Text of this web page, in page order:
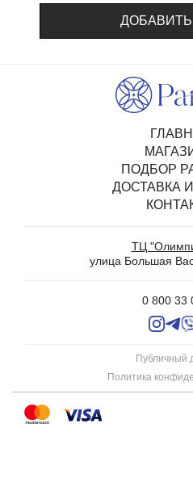
БЕЛЬЕ С
ПОДБОР
ДОСТАВКА
ТЦ
улица Большая
0 800 33
Публичный
Политика